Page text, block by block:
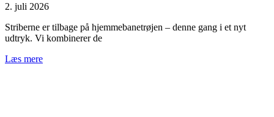
2. juli 2026
Striberne er tilbage på hjemmebanetrøjen – denne gang i et nyt
udtryk. Vi kombinerer de
Læs mere